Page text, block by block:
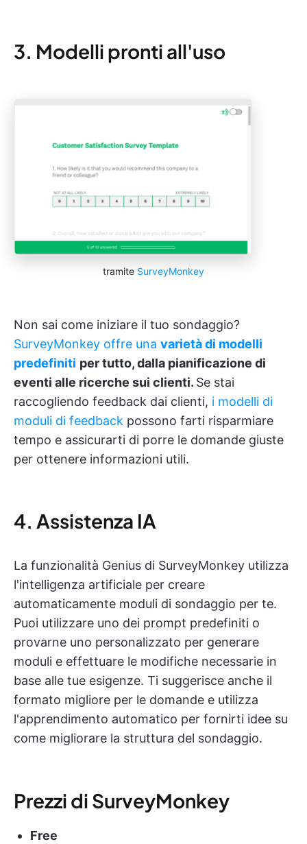
3. Modelli pronti all'uso
tramite SurveyMonkey
Non sai come iniziare il tuo sondaggio?
SurveyMonkey offre una varietà di modelli
predefiniti per tutto, dalla pianificazione di
eventi alle ricerche sui clienti. Se stai
raccogliendo feedback dai clienti, i modelli di
moduli di feedback possono farti risparmiare
tempo e assicurarti di porre le domande giuste
per ottenere informazioni utili.
4. Assistenza IA
La funzionalità Genius di SurveyMonkey utilizza
l'intelligenza artificiale per creare
automaticamente moduli di sondaggio per te.
Puoi utilizzare uno dei prompt predefiniti o
provarne uno personalizzato per generare
moduli e effettuare le modifiche necessarie in
base alle tue esigenze. Ti suggerisce anche il
formato migliore per le domande e utilizza
l'apprendimento automatico per fornirti idee su
come migliorare la struttura del sondaggio.
Prezzi di SurveyMonkey
Free